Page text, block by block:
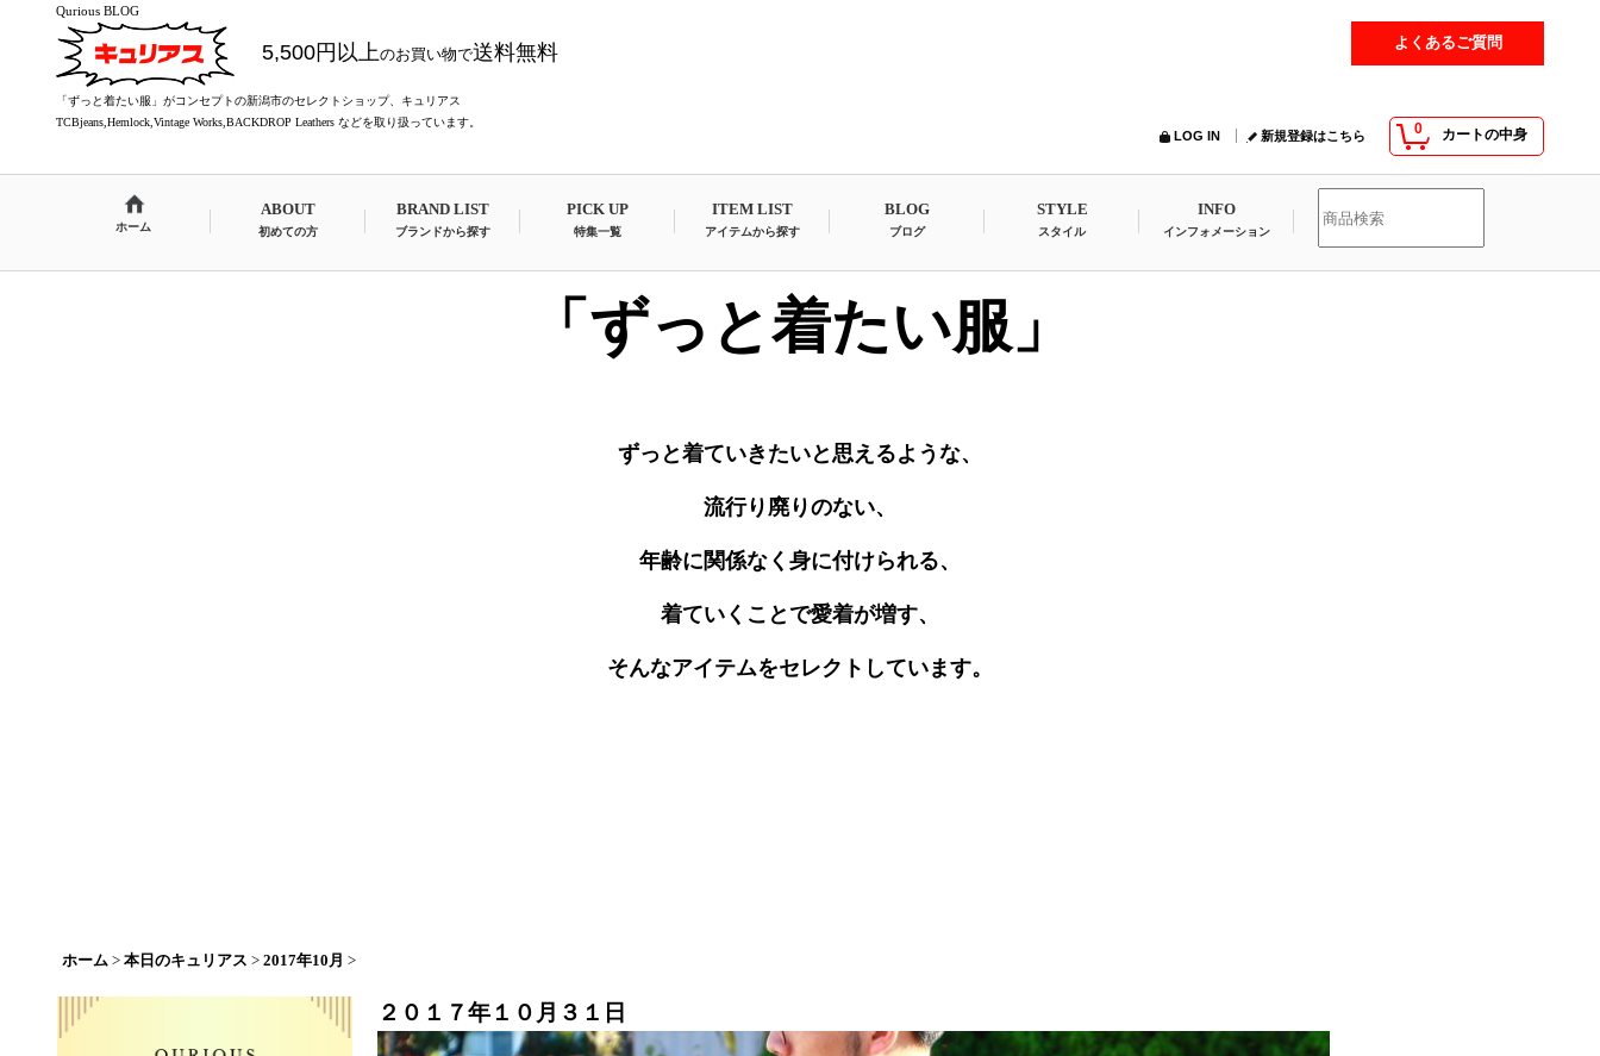
Qurious BLOG
「ずっと着たい服」
ずっと着ていきたいと思えるような、
流行り廃りのない、
年齢に関係なく身に付けられる、
着ていくことで愛着が増す、
そんなアイテムをセレクトしています。
5,500円以上のお買い物で送料無料
「ずっと着たい服」がコンセプトの新潟市のセレクトショップ、キュリアス
TCBjeans,Hemlock,Vintage Works,BACKDROP Leathers などを取り扱っています。
よくあるご質問
0 カートの中身
LOG IN 新規登録はこちら
ホーム
ABOUT
初めての方
BRAND LIST
ブランドから探す
PICK UP
特集一覧
ITEM LIST
アイテムから探す
BLOG
ブログ
STYLE
スタイル
INFO
インフォメーション
ホーム > 本日のキュリアス > 2017年10月 >
２０１７年１０月３１日